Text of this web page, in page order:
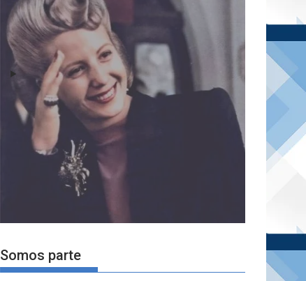
Somos parte